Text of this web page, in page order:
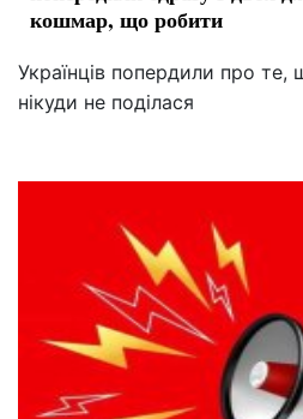
кошмар, що робити
Українців попердили про те,
нікуди не поділася